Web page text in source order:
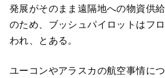
発展がそのまま遠隔地への物資供
のため、ブッシュパイロットはフ
われ、とある。
ユーコンやアラスカの航空事情に